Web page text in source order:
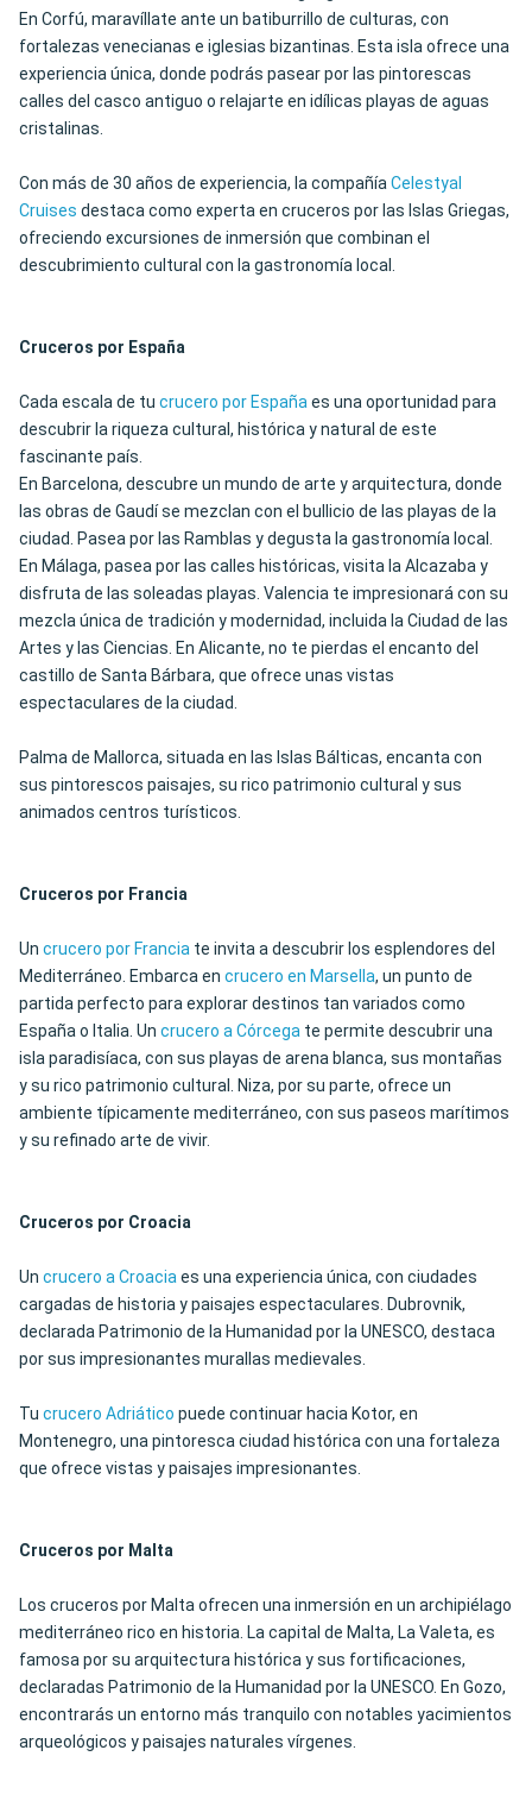
En Corfú, maravíllate ante un batiburrillo de culturas, con
fortalezas venecianas e iglesias bizantinas. Esta isla ofrece una
experiencia única, donde podrás pasear por las pintorescas
calles del casco antiguo o relajarte en idílicas playas de aguas
cristalinas.
Con más de 30 años de experiencia, la compañíaCelestyal
Cruises destaca como experta en cruceros por las Islas Griegas,
ofreciendo excursiones de inmersión que combinan el
descubrimiento cultural con la gastronomía local.
Cruceros por España
Cada escala de tu crucero por Españaes una oportunidad para
descubrir la riqueza cultural, histórica y natural de este
fascinante país.
En Barcelona, descubre un mundo de arte y arquitectura, donde
las obras de Gaudí se mezclan con el bullicio de las playas de la
ciudad. Pasea por las Ramblas y degusta la gastronomía local.
En Málaga, pasea por las calles históricas, visita la Alcazaba y
disfruta de las soleadas playas. Valencia te impresionará con su
mezcla única de tradición y modernidad, incluida la Ciudad de las
Artes y las Ciencias. En Alicante, no te pierdas el encanto del
castillo de Santa Bárbara, que ofrece unas vistas
espectaculares de la ciudad.
Palma de Mallorca, situada en las Islas Bálticas, encanta con
sus pintorescos paisajes, su rico patrimonio cultural y sus
animados centros turísticos.
Cruceros por Francia
Un crucero por Francia te invita a descubrir los esplendores del
Mediterráneo. Embarca en crucero en Marsella, un punto de
partida perfecto para explorar destinos tan variados como
España o Italia. Un crucero a Córcega te permite descubrir una
isla paradisíaca, con sus playas de arena blanca, sus montañas
y su rico patrimonio cultural. Niza, por su parte, ofrece un
ambiente típicamente mediterráneo, con sus paseos marítimos
y su refinado arte de vivir.
Cruceros por Croacia
Un crucero a Croaciaes una experiencia única, con ciudades
cargadas de historia y paisajes espectaculares. Dubrovnik,
declarada Patrimonio de la Humanidad por la UNESCO, destaca
por sus impresionantes murallas medievales.
Tu crucero Adriático puede continuar hacia Kotor, en
Montenegro, una pintoresca ciudad histórica con una fortaleza
que ofrece vistas y paisajes impresionantes.
Cruceros por Malta
Los cruceros por Malta ofrecen una inmersión en un archipiélago
mediterráneo rico en historia. La capital de Malta, La Valeta, es
famosa por su arquitectura histórica y sus fortificaciones,
declaradas Patrimonio de la Humanidad por la UNESCO. En Gozo,
encontrarás un entorno más tranquilo con notables yacimientos
arqueológicos y paisajes naturales vírgenes.